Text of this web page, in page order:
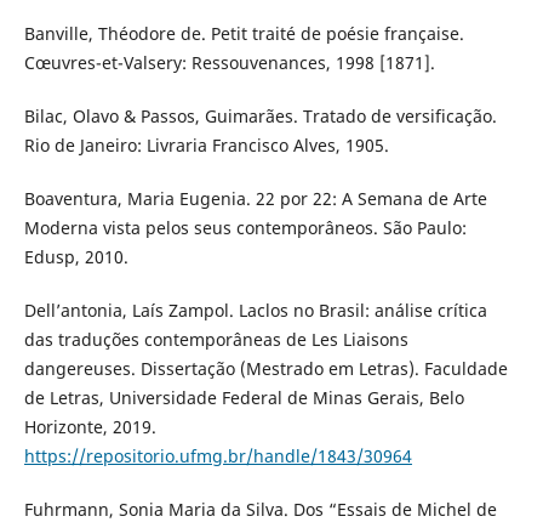
Banville, Théodore de. Petit traité de poésie française.
Cœuvres-et-Valsery: Ressouvenances, 1998 [1871].
Bilac, Olavo & Passos, Guimarães. Tratado de versificação.
Rio de Janeiro: Livraria Francisco Alves, 1905.
Boaventura, Maria Eugenia. 22 por 22: A Semana de Arte
Moderna vista pelos seus contemporâneos. São Paulo:
Edusp, 2010.
Dell’antonia, Laís Zampol. Laclos no Brasil: análise crítica
das traduções contemporâneas de Les Liaisons
dangereuses. Dissertação (Mestrado em Letras). Faculdade
de Letras, Universidade Federal de Minas Gerais, Belo
Horizonte, 2019.
https://repositorio.ufmg.br/handle/1843/30964
Fuhrmann, Sonia Maria da Silva. Dos “Essais de Michel de